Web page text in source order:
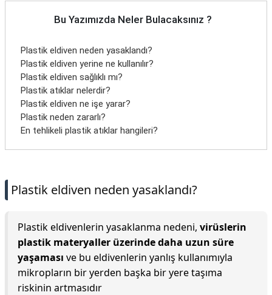
Bu Yazımızda Neler Bulacaksınız ?
Plastik eldiven neden yasaklandı?
Plastik eldiven yerine ne kullanılır?
Plastik eldiven sağlıklı mı?
Plastik atıklar nelerdir?
Plastik eldiven ne işe yarar?
Plastik neden zararlı?
En tehlikeli plastik atıklar hangileri?
Plastik eldiven neden yasaklandı?
Plastik eldivenlerin yasaklanma nedeni, virüslerin
plastik materyaller üzerinde daha uzun süre
yaşaması ve bu eldivenlerin yanlış kullanımıyla
mikropların bir yerden başka bir yere taşıma
riskinin artmasıdır